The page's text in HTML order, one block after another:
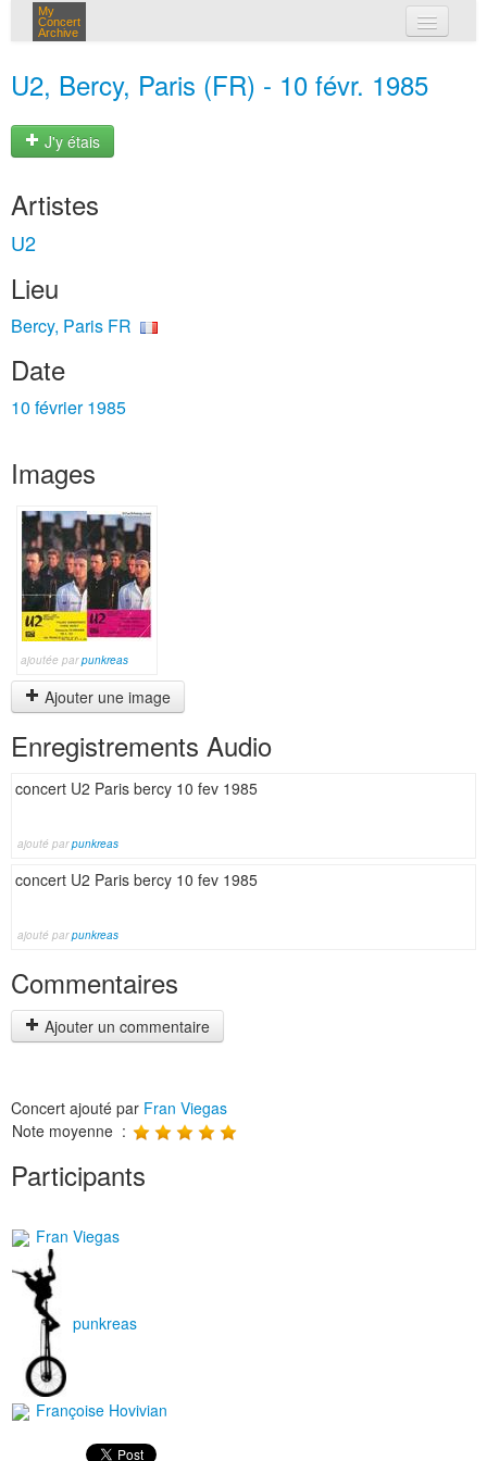
My
Concert
Archive
U2, Bercy, Paris (FR) - 10 févr. 1985
J'y étais
Artistes
U2
Lieu
Bercy, Paris FR
Date
10 février 1985
Images
ajoutée parpunkreas
Ajouter une image
Enregistrements Audio
concert U2 Paris bercy 10 fev 1985
ajouté parpunkreas
concert U2 Paris bercy 10 fev 1985
ajouté parpunkreas
Commentaires
Ajouter un commentaire
Concert ajouté par Fran Viegas
Note moyenne :
Participants
Fran Viegas
punkreas
Françoise Hovivian